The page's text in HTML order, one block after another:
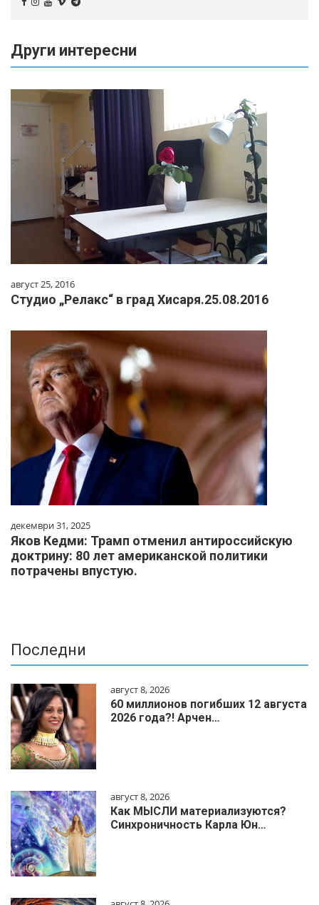
Други интересни
август 25, 2016
Студио „Релакс“ в град Хисаря.25.08.2016
декември 31, 2025
Яков Кедми: Трамп отменил антироссийскую
доктрину: 80 лет американской политики
потрачены впустую.
Последни
август 8, 2026
60 миллионов погибших 12 августа
2026 года?! Арчен…
август 8, 2026
Как МЫСЛИ материализуются?
Синхроничность Карла Юн…